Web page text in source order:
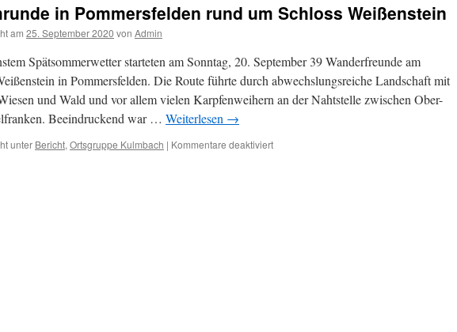
zum
Staffelstein
in Pommersfelden rund um Schloss Weißenstein
am 25. September 2020 von Admin
Spätsommerwetter starteten am Sonntag, 20. September 39 Wanderfreunde am
in Pommersfelden. Die Route führte durch abwechslungsreiche Landschaft mit
und Wald und vor allem vielen Karpfenweihern an der Nahtstelle zwischen Ober-
Beeindruckend war … Weiterlesen →
unter Bericht, Ortsgruppe Kulmbach | Kommentare deaktiviertfür